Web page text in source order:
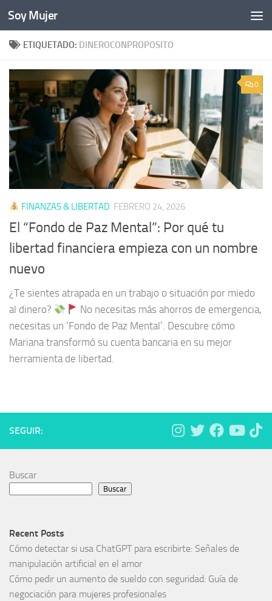
Bajo el contenido
Soy Mujer
ETIQUETADO: DINEROCONPROPOSITO
0
FINANZAS & LIBERTAD FEBRERO 24, 2026
El “Fondo de Paz Mental”: Por qué tu
libertad financiera empieza con un nombre
nuevo
¿Te sientes atrapada en un trabajo o situación por miedo
al dinero?
No necesitas más ahorros de emergencia,
necesitas un ‘Fondo de Paz Mental’. Descubre cómo
Mariana transformó su cuenta bancaria en su mejor
herramienta de libertad.
SEGUIR:
Buscar
Buscar
Recent Posts
Cómo detectar si usa ChatGPT para escribirte: Señales de
manipulación artificial en el amor
Cómo pedir un aumento de sueldo con seguridad: Guía de
negociación para mujeres profesionales